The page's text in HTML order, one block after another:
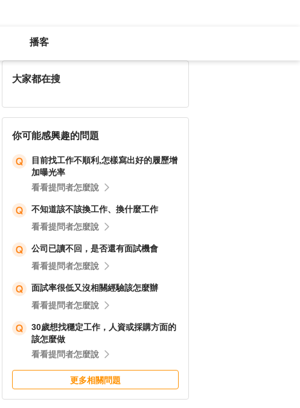
播客
大家都在搜
你可能感興趣的問題
目前找工作不順利,怎樣寫出好的履歷增
加曝光率
看看提問者怎麼說
不知道該不該換工作、換什麼工作
看看提問者怎麼說
公司已讀不回，是否還有面試機會
看看提問者怎麼說
面試率很低又沒相關經驗該怎麼辦
看看提問者怎麼說
30歲想找穩定工作，人資或採購方面的
該怎麼做
看看提問者怎麼說
更多相關問題